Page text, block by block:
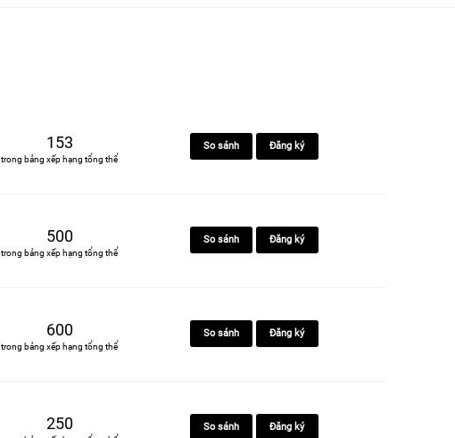
153
trong bảng xếp hạng tổng thể
So sánh Đăng ký
500
trong bảng xếp hạng tổng thể
So sánh Đăng ký
600
trong bảng xếp hạng tổng thể
So sánh Đăng ký
250 So sánh Đăng ký